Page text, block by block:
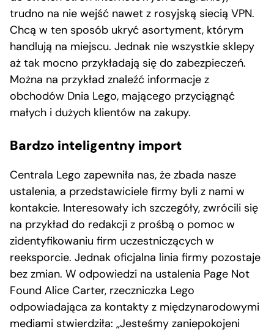
trudno na nie wejść nawet z rosyjską siecią VPN.
Chcą w ten sposób ukryć asortyment, którym
handlują na miejscu. Jednak nie wszystkie sklepy
aż tak mocno przykładają się do zabezpieczeń.
Można na przykład znaleźć informacje z
obchodów Dnia Lego, mającego przyciągnąć
małych i dużych klientów na zakupy.
Bardzo inteligentny import
Centrala Lego zapewniła nas, że zbada nasze
ustalenia, a przedstawiciele firmy byli z nami w
kontakcie. Interesowały ich szczegóły, zwrócili się
na przykład do redakcji z prośbą o pomoc w
zidentyfikowaniu firm uczestniczących w
reeksporcie. Jednak oficjalna linia firmy pozostaje
bez zmian. W odpowiedzi na ustalenia Page Not
Found Alice Carter, rzeczniczka Lego
odpowiadająca za kontakty z międzynarodowymi
mediami stwierdziła: „Jesteśmy zaniepokojeni